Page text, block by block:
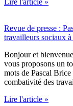
Revue de presse :
travailleurs sociaux
Bonjour et
vous proposons un
mots de Pascal
combativité des
Lire l'article »